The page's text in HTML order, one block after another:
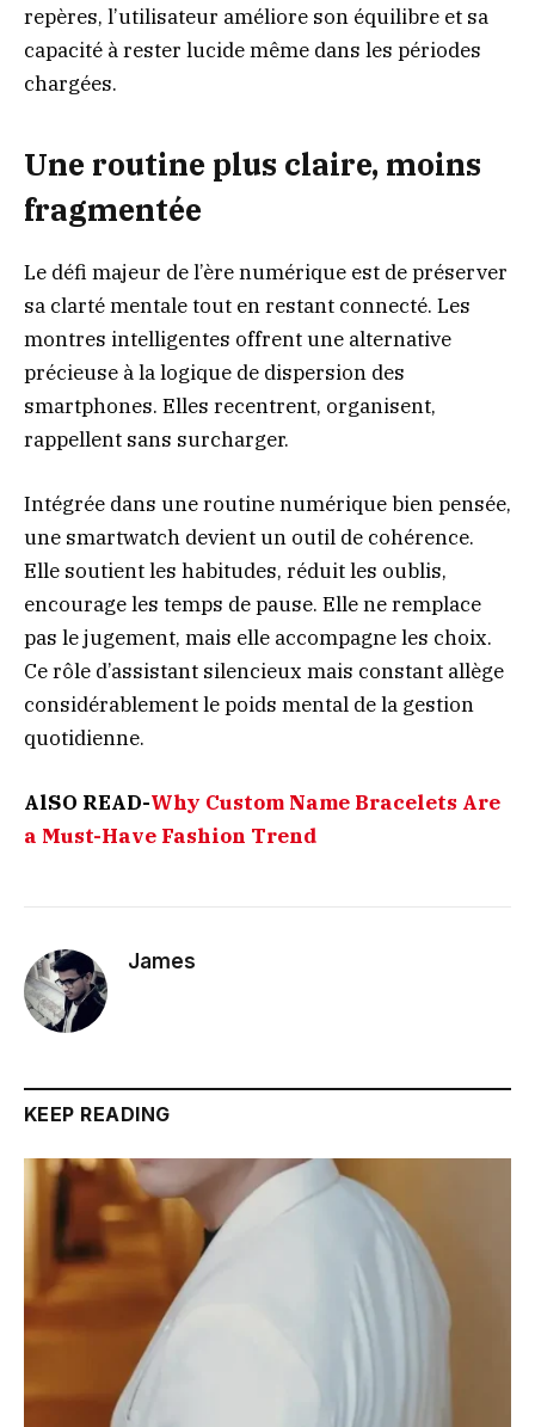
repères, l’utilisateur améliore son équilibre et sa
capacité à rester lucide même dans les périodes
chargées.
Une routine plus claire, moins
fragmentée
Le défi majeur de l’ère numérique est de préserver
sa clarté mentale tout en restant connecté. Les
montres intelligentes offrent une alternative
précieuse à la logique de dispersion des
smartphones. Elles recentrent, organisent,
rappellent sans surcharger.
Intégrée dans une routine numérique bien pensée,
une smartwatch devient un outil de cohérence.
Elle soutient les habitudes, réduit les oublis,
encourage les temps de pause. Elle ne remplace
pas le jugement, mais elle accompagne les choix.
Ce rôle d’assistant silencieux mais constant allège
considérablement le poids mental de la gestion
quotidienne.
AlSO READ-Why Custom Name Bracelets Are
a Must-Have Fashion Trend
James
KEEP READING